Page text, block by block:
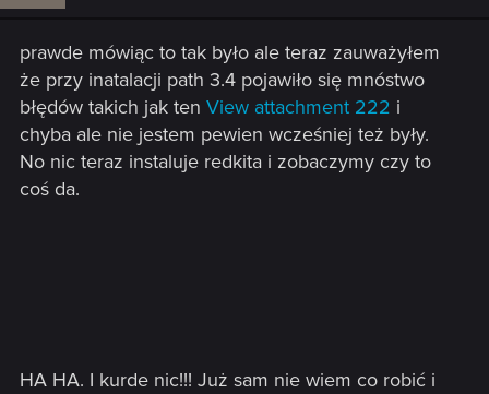
prawde mówiąc to tak było ale teraz zauważyłem
że przy inatalacji path 3.4 pojawiło się mnóstwo
błędów takich jak ten View attachment 222 i
chyba ale nie jestem pewien wcześniej też były.
No nic teraz instaluje redkita i zobaczymy czy to
coś da.
HA HA. I kurde nic!!! Już sam nie wiem co robić i